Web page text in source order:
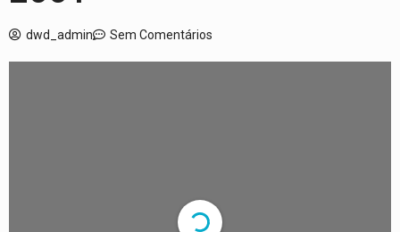
dwd_admin Sem Comentários